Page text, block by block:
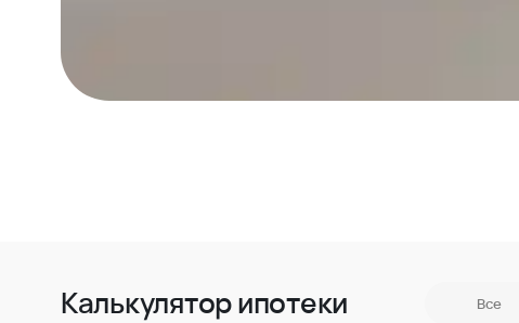
Калькулятор ипотеки Все